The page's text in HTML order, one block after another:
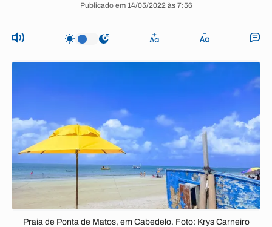
Publicado em 14/05/2022 às 7:56
Praia de Ponta de Matos, em Cabedelo. Foto: Krys Carneiro